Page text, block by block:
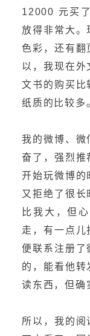
12000 元买
放得非常大。
色彩，还有翻
以，我现在外
文书的购买比
纸质的比较多
我的微博、微
奋了，强烈推
开始玩微博的
又拒绝了很
比我大，但
走，有一点儿
便联系注册了
的，能看他
读东西，但确
所以，我的阅